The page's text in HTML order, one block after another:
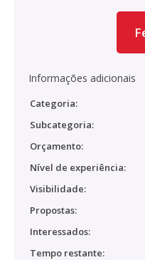
Informações adicionais
Categoria:
Subcategoria:
Orçamento:
Nível de experiência:
Visibilidade:
Propostas:
Interessados:
Tempo restante: